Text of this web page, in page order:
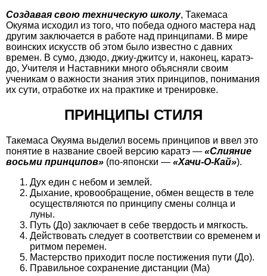
Создавая свою техническую школу, Такемаса
Окуяма исходил из того, что победа одного мастера над
другим заключается в работе над принципами. В мире
воинских искусств об этом было известно с давних
времен. В сумо, дзюдо, джиу-джитсу и, наконец, каратэ-
до, Учителя и Наставники много объясняли своим
ученикам о важности знания этих принципов, понимания
их сути, отработке их на практике и тренировке.
ПРИНЦИПЫ СТИЛЯ
Такемаса Окуяма выделил восемь принципов и ввел это
понятие в название своей версию каратэ — «Слияние
восьми принципов» (по-японски — «Хачи-О-Кай»).
Дух един с небом и землей.
Дыхание, кровообращение, обмен веществ в теле
осуществляются по принципу смены солнца и
луны.
Путь (До) заключает в себе твердость и мягкость.
Действовать следует в соответствии со временем и
ритмом перемен.
Мастерство приходит после постижения пути (До).
Правильное сохранение дистанции (Ма)